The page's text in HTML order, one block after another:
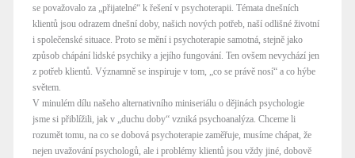
se považovalo za „přijatelné“ k řešení v psychoterapii. Témata dnešních
klientů jsou odrazem dnešní doby, našich nových potřeb, naší odlišné životní
i společenské situace. Proto se mění i psychoterapie samotná, stejně jako
způsob chápání lidské psychiky a jejího fungování. Ten ovšem nevychází jen
z potřeb klientů. Významně se inspiruje v tom, „co se právě nosí“ a co hýbe
světem.
V minulém dílu našeho alternativního miniseriálu o dějinách psychologie
jsme si přiblížili, jak v „duchu doby“ vzniká psychoanalýza. Chceme li
rozumět tomu, na co se dobová psychoterapie zaměřuje, musíme chápat, že
nejen uvažování psychologů, ale i problémy klientů jsou vždy jiné, dobově